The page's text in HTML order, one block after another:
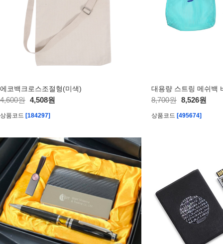
에코백크로스조절형(미색)
4,600원 4,508원
상품코드 [184297]
대용량 스트링 메쉬백
8,700원 8,526원
상품코드 [495674]